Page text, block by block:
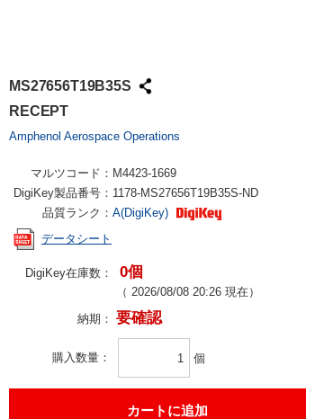
MS27656T19B35S
RECEPT
Amphenol Aerospace Operations
マルツコード： M4423-1669
DigiKey製品番号： 1178-MS27656T19B35S-ND
品質ランク： A(DigiKey)
データシート
DigiKey在庫数： 0個
（ 2026/08/08 20:26 現在）
納期： 要確認
購入数量 個